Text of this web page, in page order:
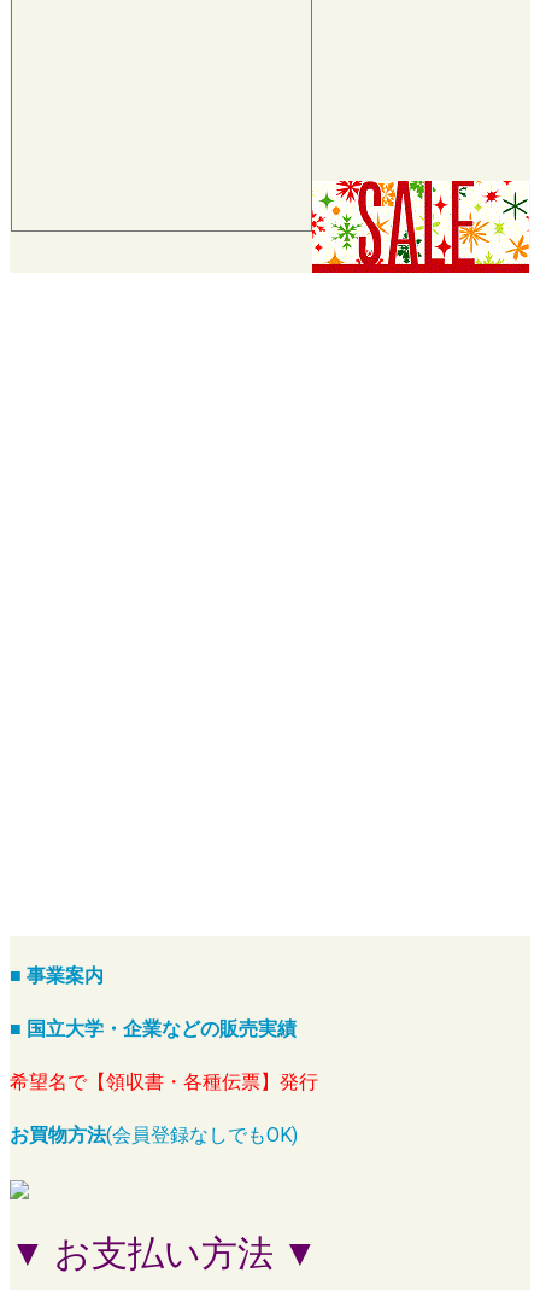
■ 事業案内
■ 国立大学・企業などの販売実績
希望名で【領収書・各種伝票】発行
お買物方法(会員登録なしでもOK)
▼ お支払い方法 ▼